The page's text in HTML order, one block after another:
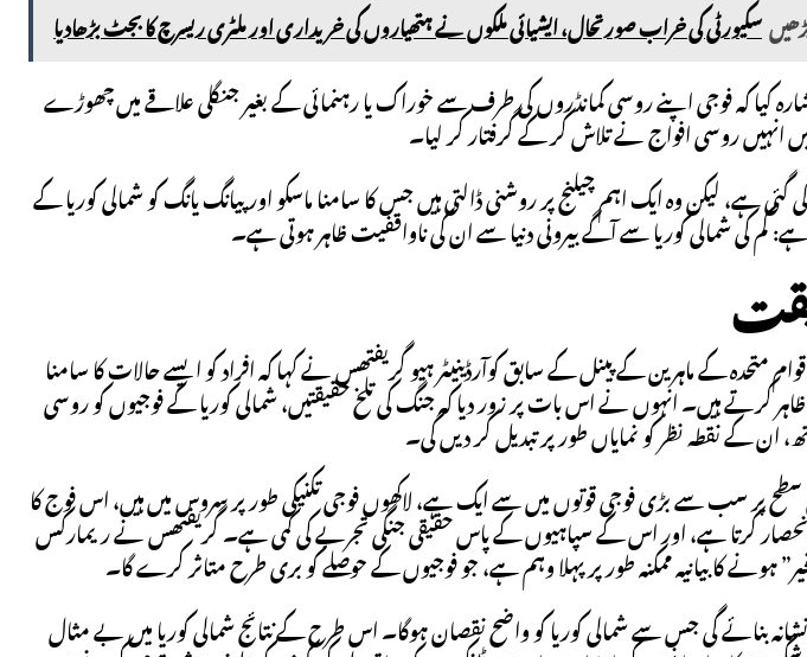
سکیورٹی کی خراب صورتحال، ایشیائی ملکوں نے ہتھیاروں کی خریداری اور ملٹری ریسرچ کا بجٹ بڑھادیا
کیا کہ فوجی اپنے روسی کمانڈروں کی طرف سے خوراک یا رہنمائی کے بغیر جنگلی علاقے میں چھوڑے
روسی افواج نے تلاش کر کے گرفتار کر لیا۔
ہے، لیکن وہ ایک اہم چیلنج پر روشنی ڈالتی ہیں جس کا سامنا ماسکو اور پیانگ یانگ کو شمالی کوریا کے
کی شمالی کوریا سے آگے بیرونی دنیا سے ان کی ناواقفیت ظاہر ہوتی ہے۔
اقوام متحدہ کے ماہرین کے پینل کے سابق کوآرڈینیٹر ہیو گریفتھس نے کہا کہ افراد کو ایسے حالات کا سامنا
کرتے ہیں۔ انہوں نے اس بات پر زور دیا کہ جنگ کی تلخ حقیقتیں، شمالی کوریا کے فوجیوں کو روسی
کے نقطہ نظر کو نمایاں طور پر تبدیل کر دیں گی۔
سطح پر سب سے بڑی فوجی قوتوں میں سے ایک ہے، لاکھوں فوجی تکنیکی طور پر سروس میں ہیں، اس فوج کا
انحصار کرتا ہے، اور اس کے سپاہیوں کے پاس حقیقی جنگی تجربے کی کمی ہے۔ گریفتھس نے ریمارکس
ہونے کا بیانیہ ممکنہ طور پر پہلا وہم ہے، جو فوجیوں کے حوصلے کو بری طرح متاثر کرے گا۔
بنائے گی جس سے شمالی کوریا کو واضح نقصان ہوگا۔ اس طرح کے نتائج شمالی کوریا میں بے مثال